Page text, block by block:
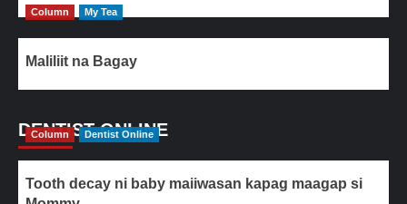
Column My Tea
Maliliit na Bagay
DENTIST ONLINE
Column Dentist Online
Tooth decay ni baby maiiwasan kapag maagap si